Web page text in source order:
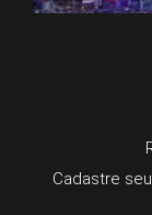
Cadastre